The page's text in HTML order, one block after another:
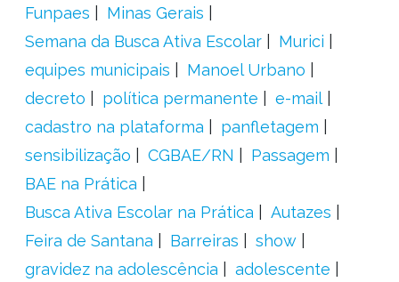
Funpaes
Minas Gerais
Semana da Busca Ativa Escolar
Murici
equipes municipais
Manoel Urbano
decreto
política permanente
e-mail
cadastro na plataforma
panfletagem
sensibilização
CGBAE/RN
Passagem
BAE na Prática
Busca Ativa Escolar na Prática
Autazes
Feira de Santana
Barreiras
show
gravidez na adolescência
adolescente